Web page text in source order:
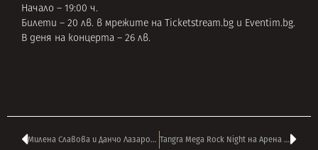
Начало – 19:00 ч.
Билети – 20 лв. в мрежите на Ticketstream.bg и Eventim.bg.
В деня на концерта – 26 лв.
Милена Славова и Данчо Лазаров – рок бар „Fans“, София Tangra Mega Rock Night на Арена Музика 2007